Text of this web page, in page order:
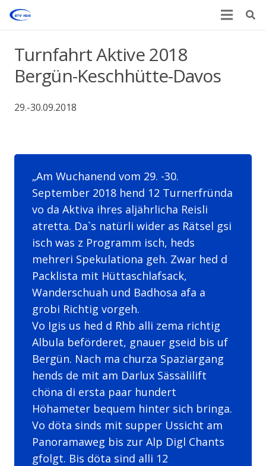
Turnfahrt Aktive 2018
Bergün-Keschhütte-Davos
29.-30.09.2018
Am Wuchanend vom 29. -30.
September 2018 hend 12 Turnerfründa
vo da Aktiva ihres aljährlicha Reisli
atretta. Da`s natürli wider as Rätsel gsi
isch was z Programm isch, heds
mehreri Spekulationa geh. Zwar hed d
Packlista mit Hüttaschlafsack,
Wanderschuah und Badhosa afa a
grobi Richtig vorgeh.
Vo Igis us hed d Rhb alli zema richtig
Albula beförderet, gnauer gseid bis uf
Bergün. Nach ma churza Spaziargang
hends de mit am Darlux Sässälilift
chöna di ersta paar hundert
Höhameter bequem hinter sich bringa.
Vo döta sinds mit supper Ussicht am
Panoramaweg bis zur Alp Digl Chants
gfolgt. Bis döta sind alli 12